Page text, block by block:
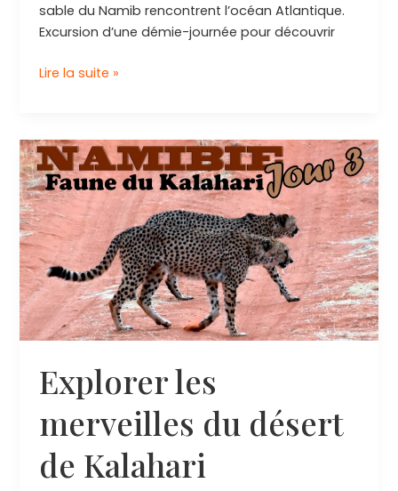
sable du Namib rencontrent l’océan Atlantique.
Excursion d’une démie-journée pour découvrir
Explorer
:
Un
Joyau
Caché
de
la
Nature
Lire la suite »
Explorer les
merveilles du désert
de Kalahari